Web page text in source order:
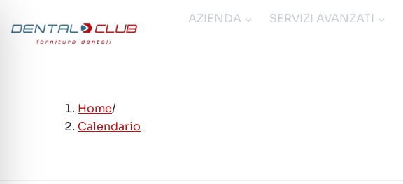
contenuto
AZIENDA SERVIZI AVANZATI
Home/
Calendario